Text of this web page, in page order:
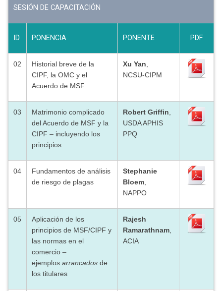
SESIÓN DE CAPACITACIÓN
ID PONENCIA PONENTE PDF
02
Historial breve de la
CIPF, la OMC y el
Acuerdo de MSF
Xu Yan
NCSU-CIPM
03
Matrimonio complicado
del Acuerdo de MSF y la
CIPF – incluyendo los
principios
Robert Griffin
USDA APHIS
PPQ
04
Fundamentos de análisis
de riesgo de plagas
Stephanie
Bloem
NAPPO
05
Aplicación de los
principios de MSF/CIPF y
las normas en el
comercio –
ejemplos arrancados de
los titulares
Rajesh
Ramarathnam
ACIA